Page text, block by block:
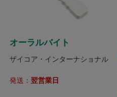
オーラルバイト
ザイコア・インターナショナル
発送： 翌営業日